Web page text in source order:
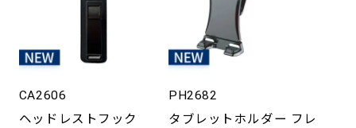
CA2606
ヘッドレストフック
PH2682
タブレットホルダー フレ